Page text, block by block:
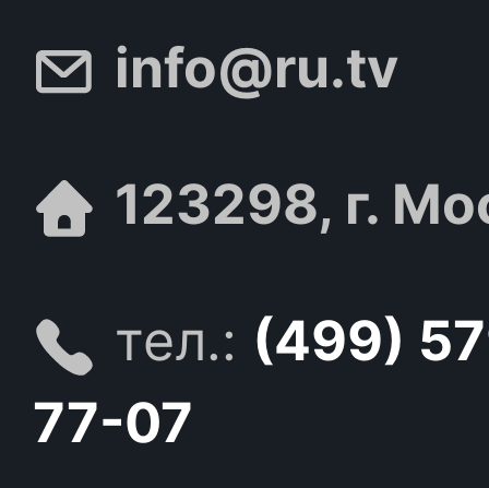
info@ru.tv
123298, г.
тел.: (499)
77-07